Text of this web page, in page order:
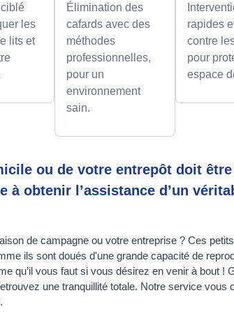
les
lits et
Élimination des
cafards avec des
méthodes
professionnelles,
pour un
environnement
sain.
rapides
contre
pour
espace
ou de votre entrepôt doit
à obtenir l’assistance d’un
de campagne ou votre entreprise ? Ces
ils sont doués d'une grande capacité de
qu’il vous faut si vous désirez en venir à bout !
une tranquillité totale. Notre service vous